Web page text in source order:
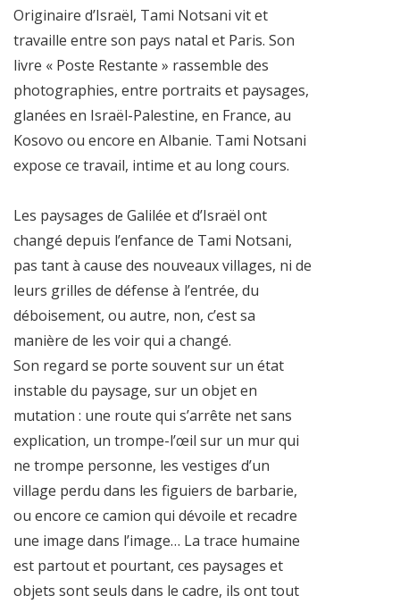
Originaire d’Israël, Tami Notsani vit et
travaille entre son pays natal et Paris. Son
livre « Poste Restante » rassemble des
photographies, entre portraits et paysages,
glanées en Israël-Palestine, en France, au
Kosovo ou encore en Albanie. Tami Notsani
expose ce travail, intime et au long cours.
Les paysages de Galilée et d’Israël ont
changé depuis l’enfance de Tami Notsani,
pas tant à cause des nouveaux villages, ni de
leurs grilles de défense à l’entrée, du
déboisement, ou autre, non, c’est sa
manière de les voir qui a changé.
Son regard se porte souvent sur un état
instable du paysage, sur un objet en
mutation : une route qui s’arrête net sans
explication, un trompe-l’œil sur un mur qui
ne trompe personne, les vestiges d’un
village perdu dans les figuiers de barbarie,
ou encore ce camion qui dévoile et recadre
une image dans l’image… La trace humaine
est partout et pourtant, ces paysages et
objets sont seuls dans le cadre, ils ont tout